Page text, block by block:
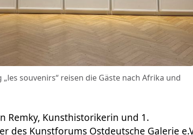
souvenirs“ reisen die Gäste nach Afrika und
Remky, Kunsthistorikerin und 1.
des Kunstforums Ostdeutsche Galerie